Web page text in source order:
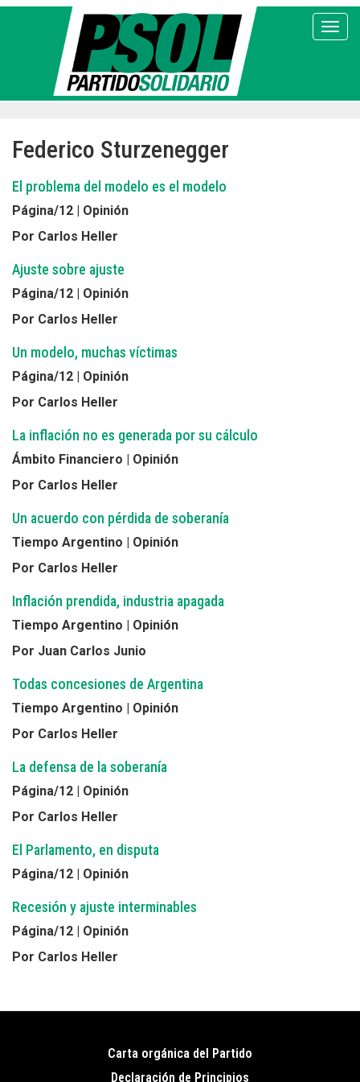
Pasar
Federico Sturzenegger
El problema del modelo es el modelo
Página/12 | Opinión
Por Carlos Heller
Ajuste sobre ajuste
Página/12 | Opinión
Por Carlos Heller
Un modelo, muchas víctimas
Página/12 | Opinión
Por Carlos Heller
La inflación no es generada por su cálculo
Ámbito Financiero | Opinión
Por Carlos Heller
Un acuerdo con pérdida de soberanía
Tiempo Argentino | Opinión
Por Carlos Heller
Inflación prendida, industria apagada
Tiempo Argentino | Opinión
Por Juan Carlos Junio
Todas concesiones de Argentina
Tiempo Argentino | Opinión
Por Carlos Heller
La defensa de la soberanía
Página/12 | Opinión
Por Carlos Heller
El Parlamento, en disputa
Página/12 | Opinión
Recesión y ajuste interminables
Página/12 | Opinión
Por Carlos Heller
Pie
Carta orgánica del Partido
Declaración de Principios